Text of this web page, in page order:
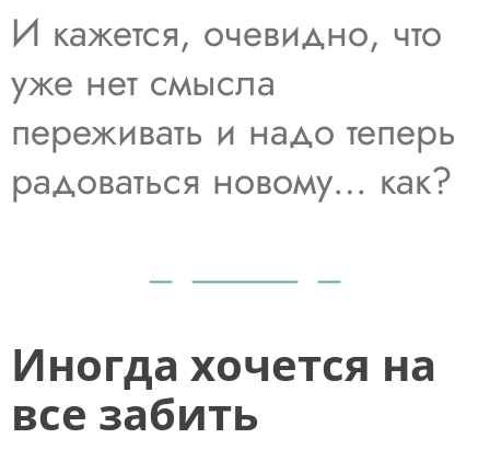
И кажется, очевидно, что
уже нет смысла
переживать и надо теперь
радоваться новому… как?
Иногда хочется на
все забить